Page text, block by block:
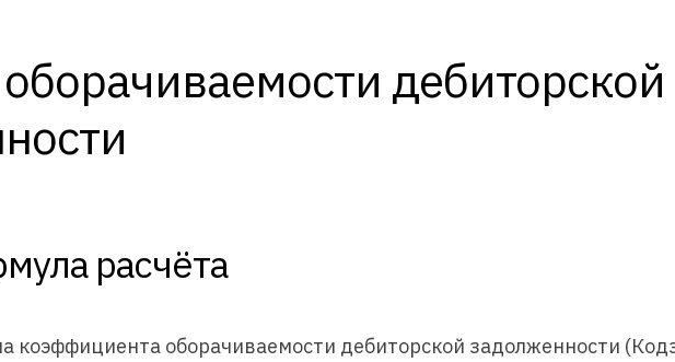
дебиторской
расчёта
коэффициента оборачиваемости дебиторской задолженности